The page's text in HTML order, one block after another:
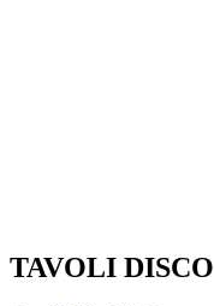
TAVOLI DISCO